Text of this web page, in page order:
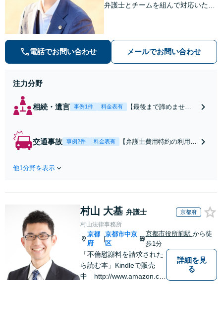
弁護士とチームを組んで対応いたし
気軽にご相談ください。
電話でお問い合わせ メールでお問い合わせ
注力分野
相続・遺言 事例1件 料金表有
【最後まで諦めませ
合意してしまう前にご
放棄も対応可能。【JR
千葉駅近く】駐車場あ
交通事故 事例2件 料金表有
【弁護士費用特約の利用＆
我された方はまずご相談く
は損をしてしまうかもしれ
ません。代わりに交渉・手
続きをし、負担を軽減。
他1分野を表示
村山 大基 弁護士 京都府
村山法律事務所
京都
府
|
京都市中京
区
京都市役所前駅 から徒
歩1分
「不倫慰謝料を請求された
ら読む本」Kindleで販売
中 http://www.amazon.co.
詳細を見
る